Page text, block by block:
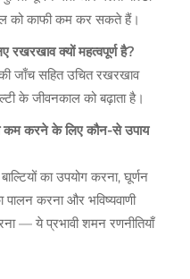
को काफी कम कर सकते हैं।
रखरखाव क्यों महत्वपूर्ण है?
की जाँच सहित उचित रखरखाव
के जीवनकाल को बढ़ाता है।
कम करने के लिए कौन-से उपाय
का उपयोग करना, घूर्णन
पालन करना और भविष्यवाणी
— ये प्रभावी शमन रणनीतियाँ